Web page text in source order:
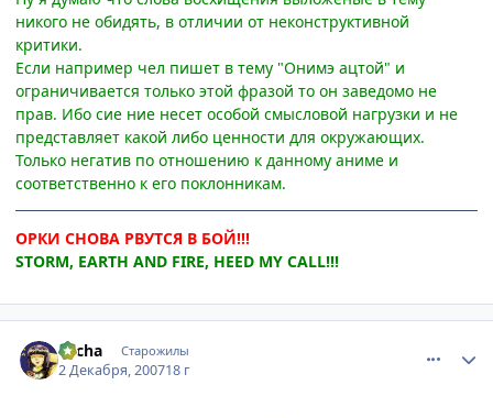
никого не обидять, в отличии от неконструктивной
критики.
Если например чел пишет в тему "Онимэ ацтой" и
ограничивается только этой фразой то он заведомо не
прав. Ибо сие ние несет особой смысловой нагрузки и не
представляет какой либо ценности для окружающих.
Только негатив по отношению к данному аниме и
соответственно к его поклонникам.
ОРКИ СНОВА РВУТСЯ В БОЙ!!!
STORM, EARTH AND FIRE, HEED MY CALL!!!
e^cha Старожилы
2 Декабря, 200718 г